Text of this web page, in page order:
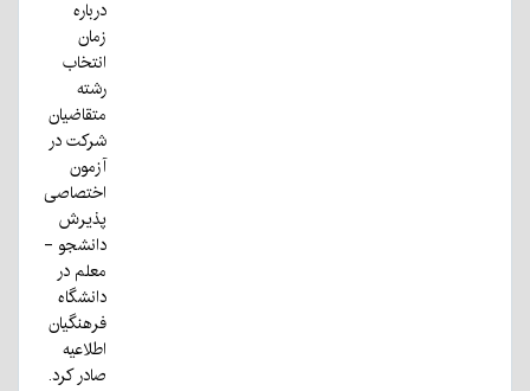
درباره
زمان
انتخاب
رشته
متقاضیان
شرکت در
آزمون
اختصاصی
پذیرش
دانشجو -
معلم در
دانشگاه
فرهنگیان
اطلاعیه
صادر کرد.